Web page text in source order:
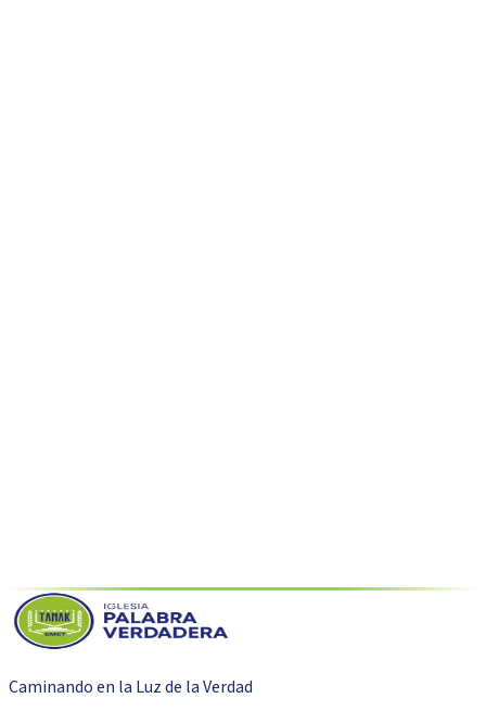
Caminando en la Luz de la Verdad